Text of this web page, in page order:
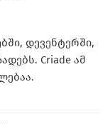
დევენტერში,
Criade ამ